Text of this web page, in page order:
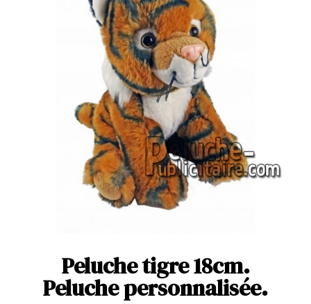
Peluche tigre 18cm.
Peluche personnalisée.